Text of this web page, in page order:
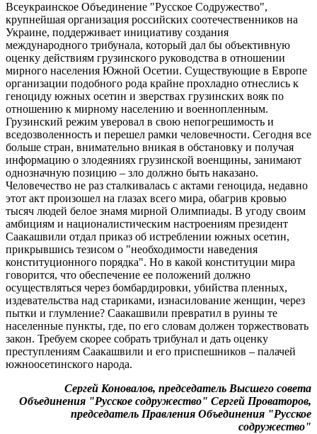
Всеукраинское Объединение "Русское Содружество",
крупнейшая организация российских соотечественников на
Украине, поддерживает инициативу создания
международного трибунала, который дал бы объективную
оценку действиям грузинского руководства в отношении
мирного населения Южной Осетии. Существующие в Европе
организации подобного рода крайне прохладно отнеслись к
геноциду южных осетин и зверствах грузинских вояк по
отношению к мирному населению и военнопленным.
Грузинский режим уверовал в свою непогрешимость и
вседозволенность и перешел рамки человечности. Сегодня все
больше стран, внимательно вникая в обстановку и получая
информацию о злодеяниях грузинской военщины, занимают
однозначную позицию – зло должно быть наказано.
Человечество не раз сталкивалась с актами геноцида, недавно
этот акт произошел на глазах всего мира, обагрив кровью
тысяч людей белое знамя мирной Олимпиады. В угоду своим
амбициям и националистическим настроениям президент
Саакашвили отдал приказ об истреблении южных осетин,
прикрывшись тезисом о "необходимости наведения
конституционного порядка". Но в какой конституции мира
говорится, что обеспечение ее положений должно
осуществляться через бомбардировки, убийства пленных,
издевательства над стариками, изнасилование женщин, через
пытки и глумление? Саакашвили превратил в руины те
населенные пункты, где, по его словам должен торжествовать
закон. Требуем скорее собрать трибунал и дать оценку
преступлениям Саакашвили и его приспешников – палачей
южноосетинского народа.
Сергей Коновалов, председатель Высшего совета
Объединения "Русское содружество" Сергей Проваторов,
председатель Правления Объединения "Русское
содружество"